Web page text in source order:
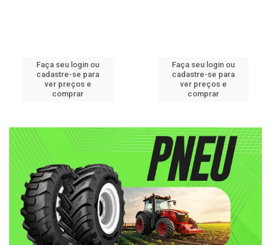
Faça seu login ou
cadastre-se para
ver preços e
comprar
Faça seu login ou
cadastre-se para
ver preços e
comprar